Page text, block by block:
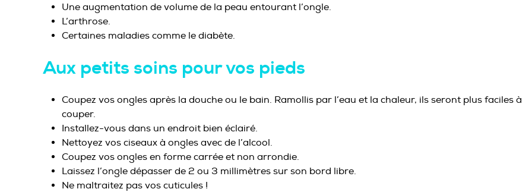
Une augmentation de volume de la peau entourant l’ongle.
L’arthrose.
Certaines maladies comme le diabète.
Aux petits soins pour vos pieds
Coupez vos ongles après la douche ou le bain. Ramollis par l’eau et la chaleur, ils seront plus faciles à
couper.
Installez-vous dans un endroit bien éclairé.
Nettoyez vos ciseaux à ongles avec de l’alcool.
Coupez vos ongles en forme carrée et non arrondie.
Laissez l’ongle dépasser de 2 ou 3 millimètres sur son bord libre.
Ne maltraitez pas vos cuticules !